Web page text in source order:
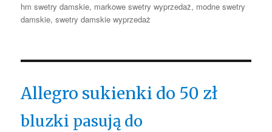
hm swetry damskie, markowe swetry wyprzedaż, modne swetry
damskie,swetry damskie wyprzedaż
Allegro sukienki do 50 zł
bluzki pasują do